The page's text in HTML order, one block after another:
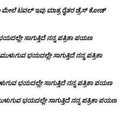
ಟವಲ್‌ ಇವು ಮಾತ್ರ ರೈತರ ಡ್ರೆಸ್‌ ಕೋಡ್
ಸಾಗುತ್ತಿದೆ ನನ್ನ ಪತ್ರಿಕಾ ಪಯಣ
ಭಯದಲ್ಲೇ ಸಾಗುತ್ತಿದೆ ನನ್ನ ಪತ್ರಿಕಾ
ಭಯದಲ್ಲೇ ಸಾಗುತ್ತಿದೆ ನನ್ನ ಪತ್ರಿಕಾ ಪಯಣ
ಭಯದಲ್ಲೇ ಸಾಗುತ್ತಿದೆ ನನ್ನ ಪತ್ರಿಕಾ ಪಯಣ